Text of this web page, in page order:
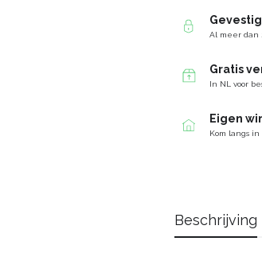
Al meer dan
Gratis
In NL voor
Eigen
Kom langs
Beschrijving